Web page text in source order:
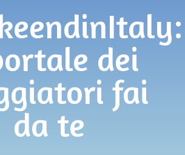
dei
fai
da te